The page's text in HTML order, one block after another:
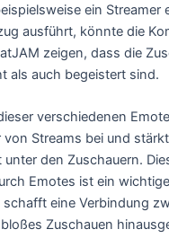
ein Streamer
ausführt, könnte die
zeigen, dass die
als auch begeistert sind.
verschiedenen
von Streams bei und
den Zuschauern.
Emotes ist ein
eine Verbindung
Zuschauen